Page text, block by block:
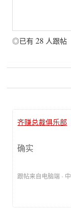
◎已有 28 人跟帖
齐赚总裁俱乐部
确实
跟帖来自电脑端 ·